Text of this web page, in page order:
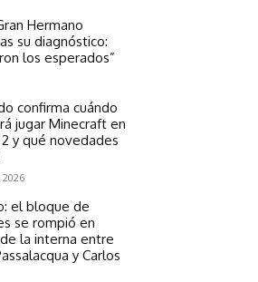
Hermano
su diagnóstico:
los esperados”
confirma cuándo
jugar Minecraft en
y qué novedades
el bloque de
se rompió en
la interna entre
y Carlos